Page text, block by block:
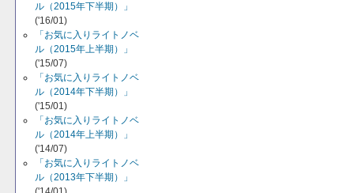
ル（2015年下半期）」
('16/01)
「お気に入りライトノベ
ル（2015年上半期）」
('15/07)
「お気に入りライトノベ
ル（2014年下半期）」
('15/01)
「お気に入りライトノベ
ル（2014年上半期）」
('14/07)
「お気に入りライトノベ
ル（2013年下半期）」